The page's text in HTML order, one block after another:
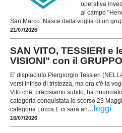
operativa
al campo
San Marco. Nasce dalla voglia di un
21/07/2026
SAN VITO, TESSIERI e
VISIONI" con il
E' dispiaciuto Piergiorgio Tessieri
versi intriso di tristezza, ma ora c'è la
Vito che, precisiamo subito, ha
categoria conquistata lo scorso 23
categoria Lucca.E ci sarà an... leggi
16/07/2026